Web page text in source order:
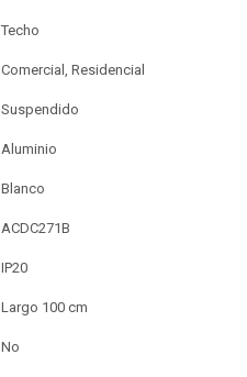
Techo
Comercial, Residencial
Suspendido
Aluminio
Blanco
ACDC271B
IP20
Largo 100 cm
No